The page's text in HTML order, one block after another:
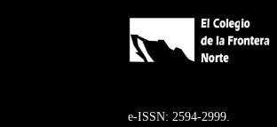
e-ISSN: 2594-2999.